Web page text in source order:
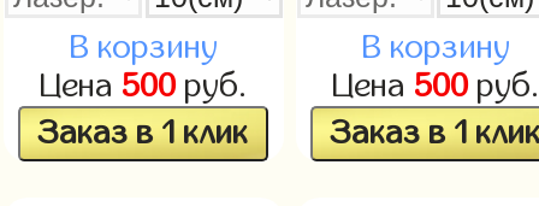
В корзину
Цена 500руб.
Заказ в 1 клик
В корзину
Цена 500руб.
Заказ в 1